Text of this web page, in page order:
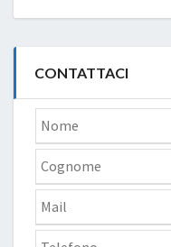
CONTATTACI